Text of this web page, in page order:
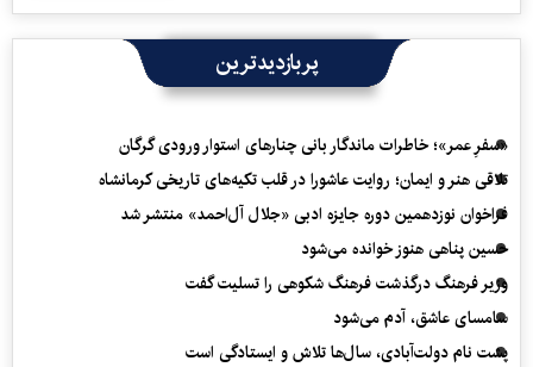
پربازدیدترین
«سفرِ عمر»؛ خاطرات ماندگار بانی چنارهای استوار ورودی گرگان
تلاقی هنر و ایمان؛ روایت عاشورا در قلب تکیه‌های تاریخی کرمانشاه
فراخوان نوزدهمین دوره جایزه ادبی «جلال آل‌احمد» منتشر شد
حسین پناهی هنوز خوانده می‌شود
وزیر فرهنگ درگذشت فرهنگ شکوهی را تسلیت گفت
سامسای عاشق، آدم می‌شود
پشت نام دولت‌آبادی، سال‌ها تلاش و ایستادگی است